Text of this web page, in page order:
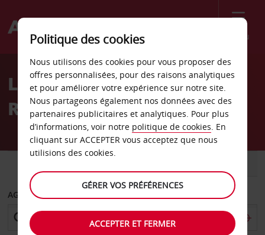
Menu
Welcome
AvisLocation de voiture Cedar
Rapids
AGENCE DE DÉPART
Politique des cookies
Nous utilisons des cookies pour vous proposer des
offres personnalisées, pour des raisons analytiques
et pour améliorer votre expérience sur notre site.
Nous partageons également nos données avec des
partenaires publicitaires et analytiques. Pour plus
d’informations, voir notre politique de cookies. En
cliquant sur ACCEPTER vous acceptez que nous
utilisions des cookies.
GÉRER VOS PRÉFÉRENCES
ACCEPTER ET FERMER